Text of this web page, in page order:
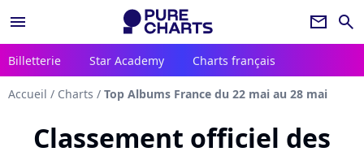
menu newsletter search
Billetterie Star Academy Charts français
Accueil / Charts / Top Albums France du 22 mai au 28 mai
Classement officiel des